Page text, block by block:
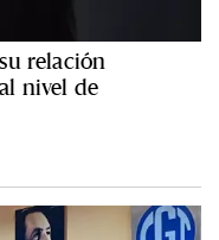
relación
nivel de